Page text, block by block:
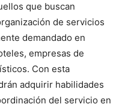
que buscan
de servicios
demandado en
empresas de
Con esta
adquirir habilidades
del servicio en